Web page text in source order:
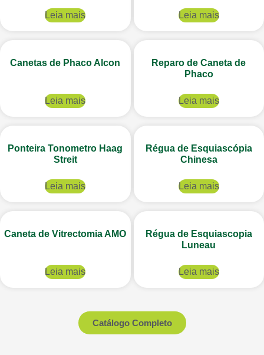
Leia mais Leia mais
Canetas de Phaco Alcon
Leia mais
Reparo de Caneta de
Phaco
Leia mais
Ponteira Tonometro Haag
Streit
Leia mais
Régua de Esquiascópia
Chinesa
Leia mais
Caneta de Vitrectomia AMO
Leia mais
Régua de Esquiascopia
Luneau
Leia mais
Catálogo Completo